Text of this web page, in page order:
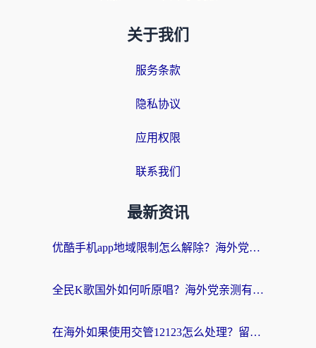
关于我们
服务条款
隐私协议
应用权限
联系我们
最新资讯
优酷手机app地域限制怎么解除？海外党亲测有效的追剧方案
全民K歌国外如何听原唱？海外党亲测有效的回国加速器选择指南
在海外如果使用交管12123怎么处理？留学生亲测有效的回国加速方案